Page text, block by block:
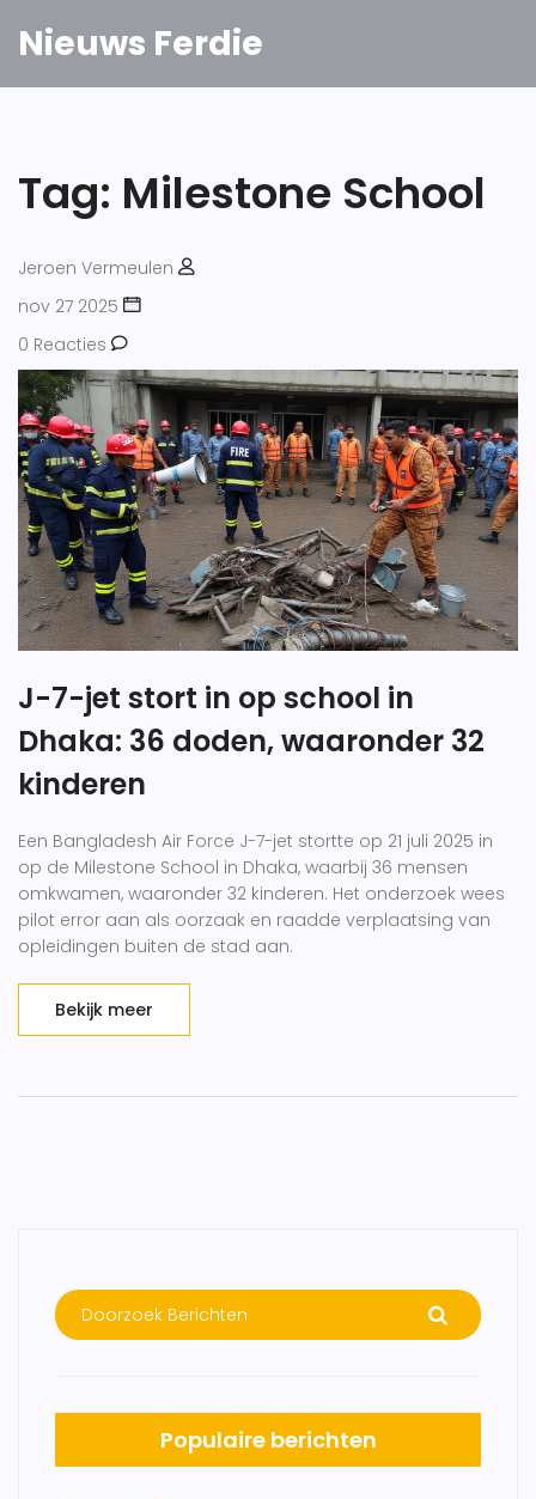
Nieuws Ferdie
Tag: Milestone School
Jeroen Vermeulen
nov 27 2025
0 Reacties
J-7-jet stort in op school in
Dhaka: 36 doden, waaronder 32
kinderen
Een Bangladesh Air Force J-7-jet stortte op 21 juli 2025 in
op de Milestone School in Dhaka, waarbij 36 mensen
omkwamen, waaronder 32 kinderen. Het onderzoek wees
pilot error aan als oorzaak en raadde verplaatsing van
opleidingen buiten de stad aan.
Bekijk meer
Populaire berichten